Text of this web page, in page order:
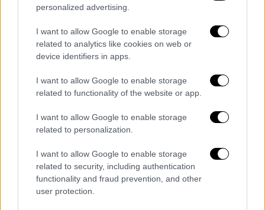
personalized advertising.
I want to allow Google to enable storage
related to analytics like cookies on web or
device identifiers in apps.
I want to allow Google to enable storage
related to functionality of the website or app.
I want to allow Google to enable storage
related to personalization.
I want to allow Google to enable storage
related to security, including authentication
functionality and fraud prevention, and other
user protection.
Καιρός|14.07.2026 08:03
Ζέστη σε νορμάλ επίπεδα και μελτέμια
που θέλουν προσοχή - Πού θα δούμε
αστάθεια
Τι αναφέρει ο Κλέαρχος Μαρουσάκης για